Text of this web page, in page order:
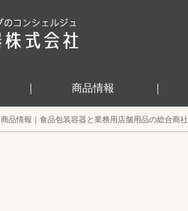
商品情報
商品情報｜食品包装容器と業務用店舗用品の総合商社